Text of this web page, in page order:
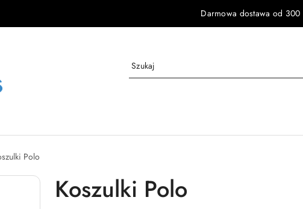
Darmowa dostawa od 300
Polo
Koszulki Polo